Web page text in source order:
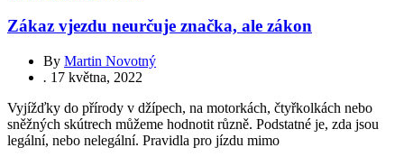
Zákaz vjezdu neurčuje značka, ale zákon
By Martin Novotný
. 17 května, 2022
Vyjížďky do přírody v džípech, na motorkách, čtyřkolkách nebo
sněžných skútrech můžeme hodnotit různě. Podstatné je, zda jsou
legální, nebo nelegální. Pravidla pro jízdu mimo